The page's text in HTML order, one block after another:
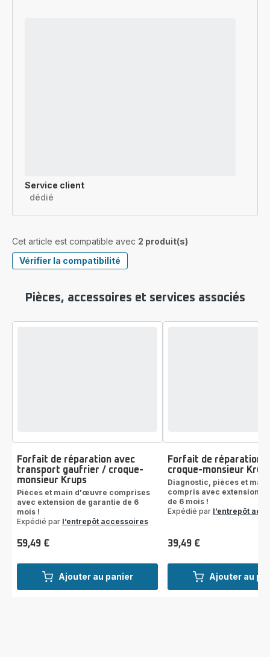
Service client
dédié
Cet article est compatible avec 2 produit(s)
Vérifier la compatibilité
Pièces, accessoires et services associés
Ajouter au panier
Forfait de réparation avec
transport gaufrier / croque-
monsieur Krups
Pièces et main d'œuvre comprises
avec extension de garantie de 6
mois !
Expédié par l’entrepôt accessoires
Prix
59,49 €
Ajouter au
Forfait de réparation
croque-monsieur
Diagnostic, pièces et
compris avec extension
de 6 mois !
Expédié par l’entrepôt
Prix
39,49 €